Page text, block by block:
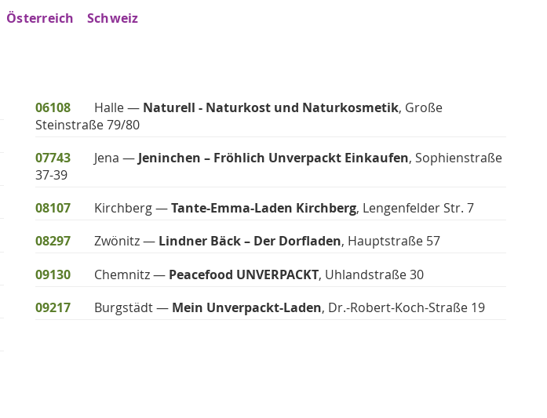
Österreich Schweiz
06108 Halle — Naturell - Naturkost und Naturkosmetik, Große
Steinstraße 79/80
07743
Jena — Jeninchen – Fröhlich Unverpackt Einkaufen, Sophienstraße
37-39
08107
Kirchberg —Tante-Emma-Laden Kirchberg, Lengenfelder Str. 7
08297
Zwönitz — Lindner Bäck – Der Dorfladen, Hauptstraße 57
09130
Chemnitz — Peacefood UNVERPACKT, Uhlandstraße 30
09217
Burgstädt — Mein Unverpackt-Laden, Dr.-Robert-Koch-Straße 19